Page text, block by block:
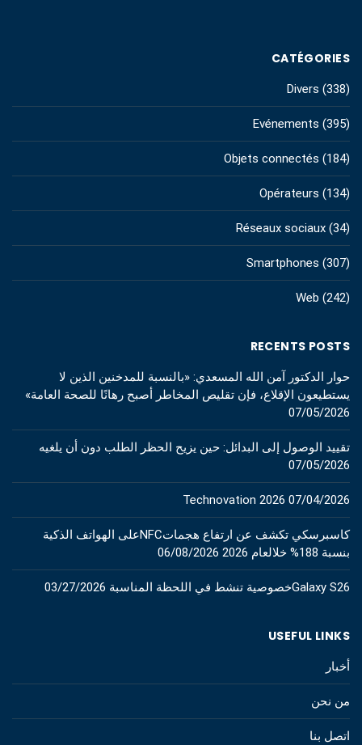
CATÉGORIES
Divers (338)
Evénements (395)
Objets connectés (184)
Opérateurs (134)
Réseaux sociaux (34)
Smartphones (307)
Web (242)
RECENTS POSTS
حوار الدكتور آمن الله المسعدي: «بالنسبة للمدخنين الذين لا
يستطيعون الإقلاع، فإن تقليص المخاطر أصبح رهانًا للصحة العامة»
07/05/2026
تقييد الوصول إلى البدائل: حين يزيح الحظر الطلب دون أن يلغيه
07/05/2026
Technovation 2026 07/04/2026
كاسبرسكي تكشف عن ارتفاع هجماتNFCعلى الهواتف الذكية
بنسبة 188% خلالعام 2026
06/08/2026
Galaxy S26خصوصية تنشط في اللحظة المناسبة 03/27/2026
USEFUL LINKS
أخبار
من نحن
اتصل بنا